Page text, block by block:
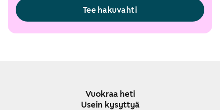
Tee hakuvahti
Vuokraa heti
Usein kysyttyä